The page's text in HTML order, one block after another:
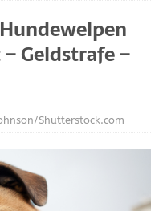
Geldstrafe –
Shutterstock.com